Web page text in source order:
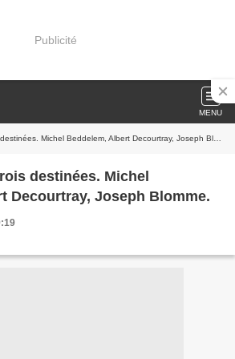
Publicité
MENU
Michel Beddelem, Albert Decourtray, Joseph Blomme.
destinées. Michel
Decourtray, Joseph Blomme.